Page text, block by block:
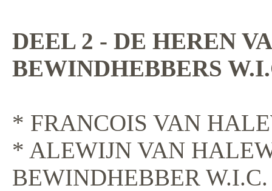
DEEL 2 - DE HEREN
BEWINDHEBBERS
* FRANCOIS VAN
* ALEWIJN VAN
BEWINDHEBBER